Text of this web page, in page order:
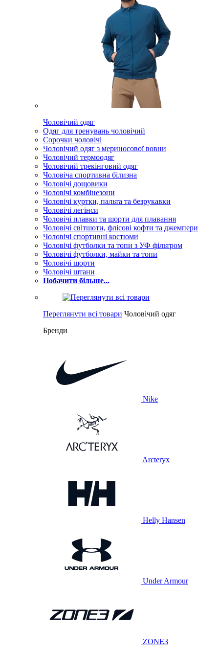
Чоловічий одяг
Одяг для тренувань чоловічий
Сорочки чоловічі
Чоловічий одяг з мериносової вовни
Чоловічий термоодяг
Чоловічий трекінговий одяг
Чоловіча спортивна білизна
Чоловічі дощовики
Чоловічі комбінезони
Чоловічі куртки, пальта та безрукавки
Чоловічі легінси
Чоловічі плавки та шорти для плавання
Чоловічі світшоти, флісові кофти та джемпери
Чоловічі спортивні костюми
Чоловічі футболки та топи з УФ фільтром
Чоловічі футболки, майки та топи
Чоловічі шорти
Чоловічі штани
Побачити більше...
Переглянути всі товари Чоловічий одяг
Бренди
Nike
Arcteryx
Helly Hansen
Under Armour
ZONE3